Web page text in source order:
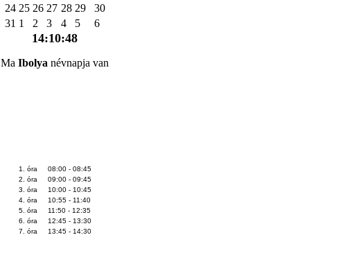
24 25 26 27 28 29
30
31 1 2 3 4 5 6
14:10:49
Ma Ibolya névnapja van
1. óra 08:00 - 08:45
2. óra 09:00 - 09:45
3. óra 10:00 - 10:45
4. óra 10:55 - 11:40
5. óra 11:50 - 12:35
6. óra 12:45 - 13:30
7. óra 13:45 - 14:30